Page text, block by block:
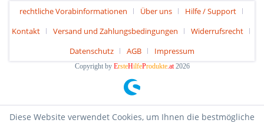
rechtliche Vorabinformationen Über uns
Hilfe / Support
Kontakt
Versand und Zahlungsbedingungen
Widerrufsrecht
Datenschutz
AGB Impressum
Copyright by ErsteHilfeProdukte.at2026
Diese Website verwendet Cookies, um Ihnen die bestmögliche